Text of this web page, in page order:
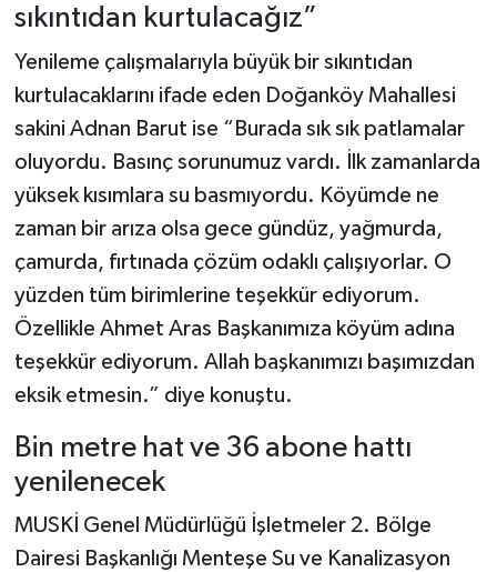
sıkıntıdan kurtulacağız”
Yenileme çalışmalarıyla büyük bir sıkıntıdan
kurtulacaklarını ifade eden Doğanköy Mahallesi
sakini Adnan Barut ise “Burada sık sık patlamalar
oluyordu. Basınç sorunumuz vardı. İlk zamanlarda
yüksek kısımlara su basmıyordu. Köyümde ne
zaman bir arıza olsa gece gündüz, yağmurda,
çamurda, fırtınada çözüm odaklı çalışıyorlar. O
yüzden tüm birimlerine teşekkür ediyorum.
Özellikle Ahmet Aras Başkanımıza köyüm adına
teşekkür ediyorum. Allah başkanımızı başımızdan
eksik etmesin.” diye konuştu.
Bin metre hat ve 36 abone hattı
yenilenecek
MUSKİ Genel Müdürlüğü İşletmeler 2. Bölge
Dairesi Başkanlığı Menteşe Su ve Kanalizasyon